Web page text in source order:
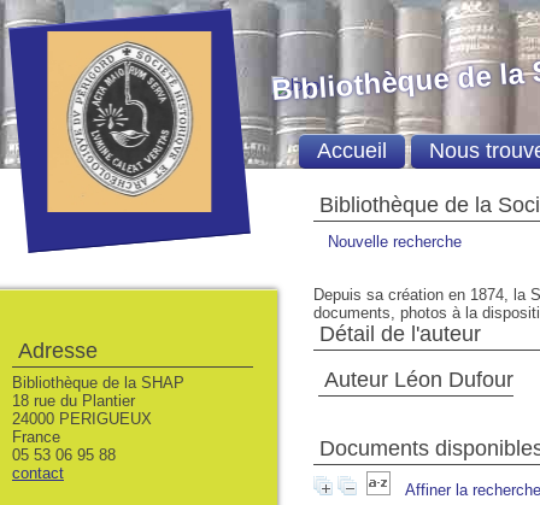
Bibliothèque de la
Nouvelle recherche
Depuis sa création en 1874, la
documents, photos à la
Détail de l'auteur
Auteur Léon Dufour
Documents
Affiner la recherche
Bibliothèque de la
Accueil Nous
Adresse
Bibliothèque de la SHAP
18 rue du Plantier
24000 PERIGUEUX
France
05 53 06 95 88
contact